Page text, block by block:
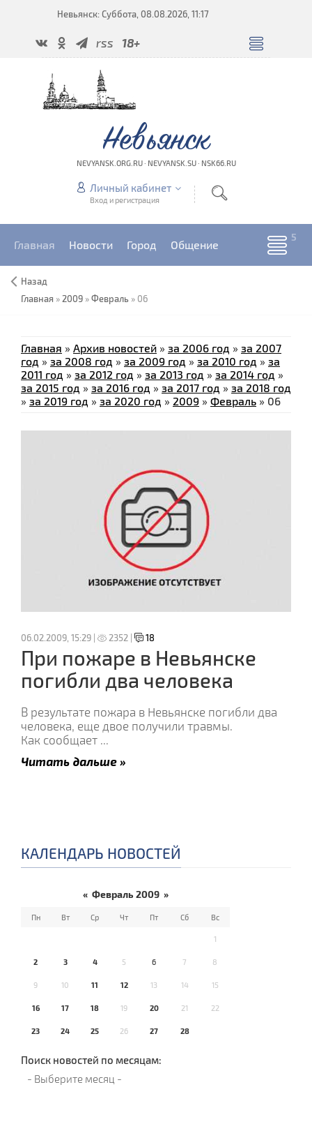
Невьянск: Суббота, 08.08.2026, 11:17
rss 18+
Невьянск
NEVYANSK.ORG.RU · NEVYANSK.SU · NSK66.RU
Личный кабинет
Вход и регистрация
Главная Новости Город Общение
Назад
Главная » 2009 »Февраль » 06
Главная » Архив новостей » за 2006 год » за 2007
год » за 2008 год » за 2009 год » за 2010 год » за
2011 год » за 2012 год » за 2013 год » за 2014 год »
за 2015 год » за 2016 год » за 2017 год » за 2018 год
» за 2019 год » за 2020 год » 2009 » Февраль » 06
06.02.2009, 15:29 | 2352 | 18
При пожаре в Невьянске
погибли два человека
В результате пожара в Невьянске погибли два
человека, еще двое получили травмы.
Как сообщает ...
Читать дальше »
КАЛЕНДАРЬ НОВОСТЕЙ
« Февраль 2009 »
Пн Вт Ср Чт Пт Сб Вс
1
2 3 4 5 6 7 8
9 10 11 12 13 14 15
16 17 18 19 20 21 22
23 24 25 26 27 28
Поиск новостей по месяцам: